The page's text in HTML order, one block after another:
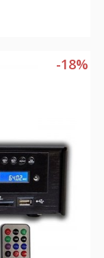
-18%